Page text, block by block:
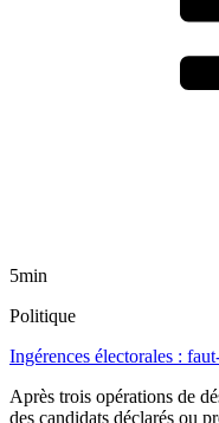
5min
Politique
Ingérences électorales :
Après trois opérations de
des candidats déclarés ou